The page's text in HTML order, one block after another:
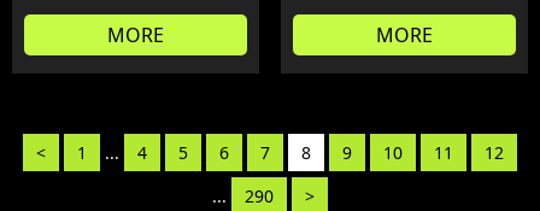
MORE MORE
< 1 ... 4 5 6 7 8 9 10 11
12
...
290 >